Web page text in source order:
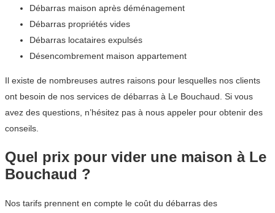
Débarras maison après déménagement
Débarras propriétés vides
Débarras locataires expulsés
Désencombrement maison appartement
Il existe de nombreuses autres raisons pour lesquelles nos clients
ont besoin de nos services de débarras à Le Bouchaud. Si vous
avez des questions, n’hésitez pas à nous appeler pour obtenir des
conseils.
Quel prix pour vider une maison à Le
Bouchaud ?
Nos tarifs prennent en compte le coût du débarras des